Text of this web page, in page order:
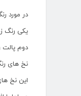
در مورد
یکی رنگ
دوم پالت
نخ های
این نخ های رنگی